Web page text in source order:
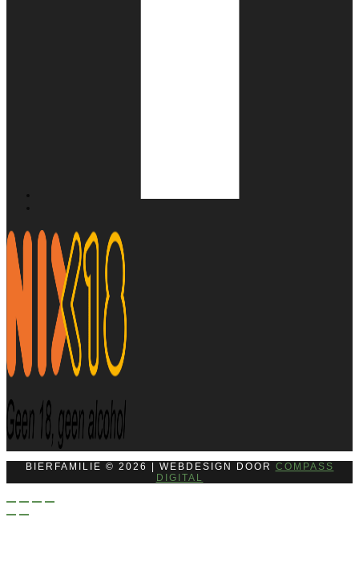
BIERFAMILIE © 2026 | WEBDESIGN DOOR COMPASS
DIGITAL